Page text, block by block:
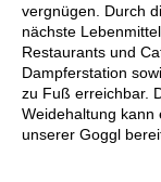
vergnügen. Durch
nächste
Restaurants und
Dampferstation
zu Fuß erreichbar.
Weidehaltung kann
unserer Goggl